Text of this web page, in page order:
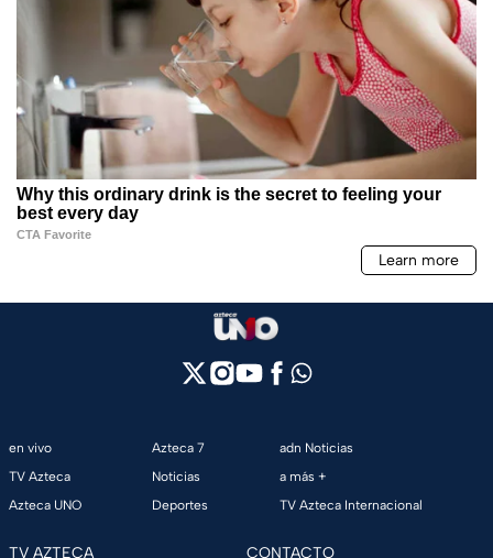
en vivo
TV Azteca
Azteca UNO
Azteca 7
Noticias
Deportes
adn Noticias
a más +
TV Azteca Internacional
TV AZTECA CONTACTO